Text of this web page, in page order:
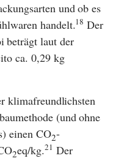
und ob es
handelt.18 Der
beträgt laut der
ca. 0,29 kg
klimafreundlichsten
(und ohne
einen CO2-
2eq/kg.21 Der